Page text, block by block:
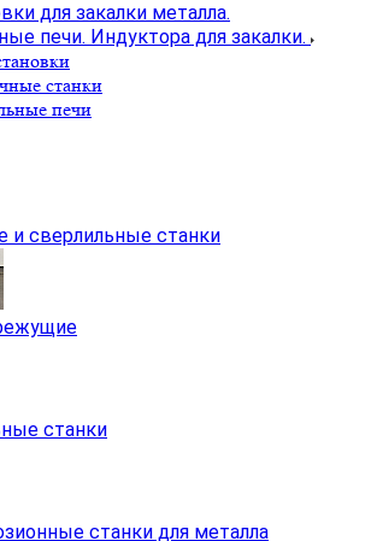
для закалки металла.
печи. Индуктора для закалки.
станки
печи
и сверлильные станки
станки
станки для металла